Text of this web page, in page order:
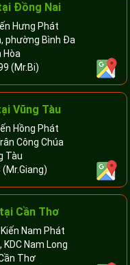
Đồng Nai
Hưng Phát
phường Bình Đa
Hòa
(Mr.Bi)
Vũng Tàu
Hồng Phát
Công Chúa
Tàu
(Mr.Giang)
Cần Thơ
Nam Phát
Nam Long
Thơ